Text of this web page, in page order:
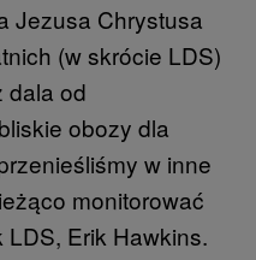
Jezusa Chrystusa
(w skrócie LDS)
dala od
obozy dla
w inne
monitorować
LDS, Erik Hawkins.